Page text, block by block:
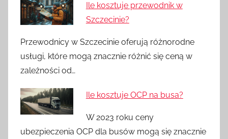
Ile kosztuje przewodnik w
Szczecinie?
Przewodnicy w Szczecinie oferują różnorodne
usługi, które mogą znacznie różnić się ceną w
zależności od…
Ile kosztuje OCP na busa?
W 2023 roku ceny
ubezpieczenia OCP dla busów mogą się znacznie